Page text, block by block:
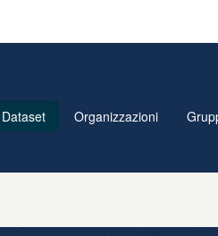
Dataset Organizzazioni